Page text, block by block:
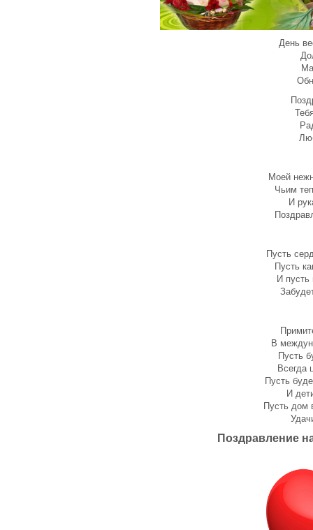
День
Моей
Чьим
И
Пусть
Пусть
И пусть
В
Пусть
Всегда
Пусть
И
Пусть дом
Поздравление